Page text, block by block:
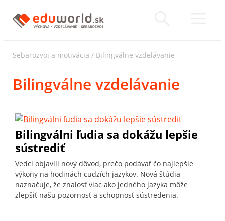
Sebarozvoj a motivácia / Bilingválne vzdelávanie
Bilingválne vzdelávanie
Bilingválni ľudia sa dokážu lepšie
sústrediť
Vedci objavili nový dôvod, prečo podávať čo najlepšie
výkony na hodinách cudzích jazykov. Nová štúdia
naznačuje, že znalosť viac ako jedného jazyka môže
zlepšiť našu pozornosť a schopnosť sústredenia.